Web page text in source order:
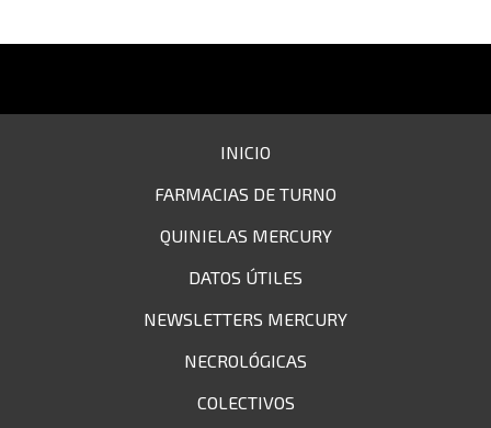
INICIO
FARMACIAS DE TURNO
QUINIELAS MERCURY
DATOS ÚTILES
NEWSLETTERS MERCURY
NECROLÓGICAS
COLECTIVOS